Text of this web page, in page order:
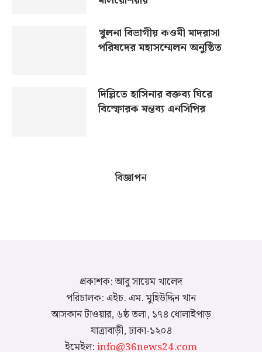
খুলনা বিভাগীয় কওমী মাদরাসা
পরিষদের মহাসম্মেলন অনুষ্ঠিত
দিল্লিতে হাসিনার বক্তব্য ঘিরে
বিস্ফোরক মন্তব্য এনসিপির
বিজ্ঞাপন
প্রকাশক: আবু সায়েম খালেদ
পরিচালক: এইচ. এম. মুহিউদ্দিন খান
আসকান টাওয়ার, ৬ষ্ঠ তলা, ১৭৪ ধোলাইপাড়
যাত্রাবাড়ী, ঢাকা-১২০৪
ইমেইল:info@36news24.com